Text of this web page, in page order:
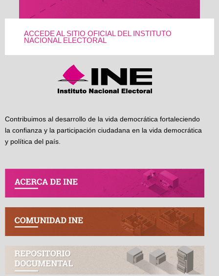
ACCEDE AL SITIO OFICIAL DEL INSTITUTO
NACIONAL ELECTORAL
Contribuimos al desarrollo de la vida democrática fortaleciendo
la confianza y la participación ciudadana en la vida democrática
y política del país.